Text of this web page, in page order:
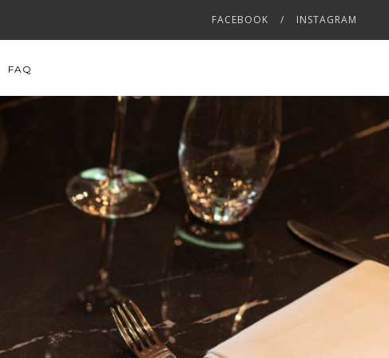
FACEBOOK INSTAGRAM
FAQ